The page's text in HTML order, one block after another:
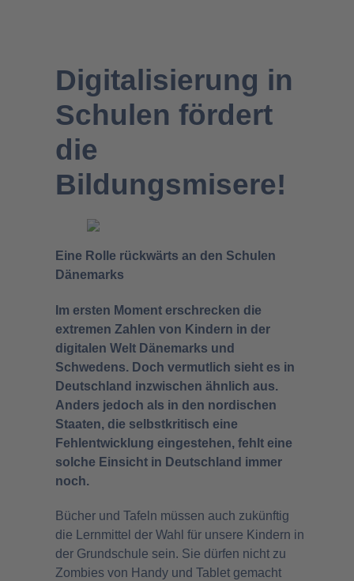
Digitalisierung in
Schulen fördert
die
Bildungsmisere!
Eine Rolle rückwärts an den Schulen
Dänemarks
Im ersten Moment erschrecken die
extremen Zahlen von Kindern in der
digitalen Welt Dänemarks und
Schwedens. Doch vermutlich sieht es in
Deutschland inzwischen ähnlich aus.
Anders jedoch als in den nordischen
Staaten, die selbstkritisch eine
Fehlentwicklung eingestehen, fehlt eine
solche Einsicht in Deutschland immer
noch.
Bücher und Tafeln müssen auch zukünftig
die Lernmittel der Wahl für unsere Kindern in
der Grundschule sein. Sie dürfen nicht zu
Zombies von Handy und Tablet gemacht